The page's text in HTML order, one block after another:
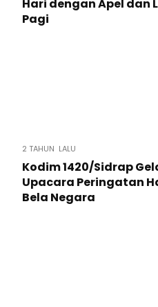
Hari dengan Apel dan
Pagi
2 TAHUN LALU
Kodim 1420/Sidrap
Upacara Peringatan
Bela Negara